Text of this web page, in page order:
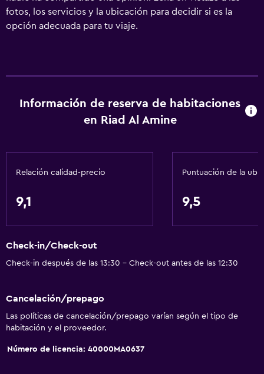
fotos, los servicios y la ubicación para decidir si es la
opción adecuada para tu viaje.
Información de reserva de habitaciones
en Riad Al Amine
Relación calidad-precio
9,1
Puntuación de la
9,5
Check-in/Check-out
Check-in después de las 13:30 - Check-out antes de las 12:30
Cancelación/prepago
Las políticas de cancelación/prepago varían según el tipo de
habitación y el proveedor.
Número de licencia: 40000MA0637